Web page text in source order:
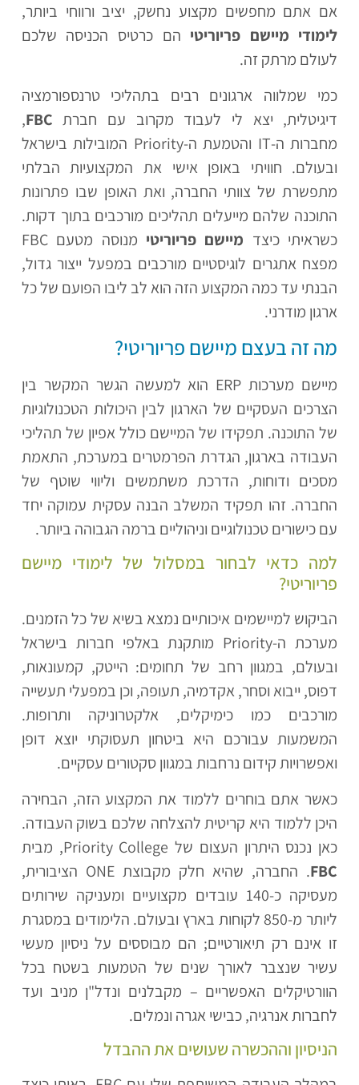
אם אתם מחפשים מקצוע נחשק, יציב ורווחי ביותר,
לימודי מיישם פריוריטי הם כרטיס הכניסה שלכם
לעולם מרתק זה.
כמי שמלווה ארגונים רבים בתהליכי טרנספורמציה
דיגיטלית, יצא לי לעבוד מקרוב עם חברת FBC
,
מחברות ה-IT והטמעת ה-Priority המובילות בישראל
ובעולם. חוויתי באופן אישי את המקצועיות הבלתי
מתפשרת של צוותי החברה, ואת האופן שבו פתרונות
התוכנה שלהם מייעלים תהליכים מורכבים בתוך דקות.
כשראיתי כיצד מיישם פריוריטי
מנוסה מטעם FBC
מפצח אתגרים לוגיסטיים מורכבים במפעל ייצור גדול,
הבנתי עד כמה המקצוע הזה הוא לב ליבו הפועם של כל
ארגון מודרני.
מה זה בעצם מיישם פריוריטי?
מיישם מערכות ERP הוא למעשה הגשר המקשר בין
הצרכים העסקיים של הארגון לבין היכולות הטכנולוגיות
של התוכנה. תפקידו של המיישם כולל אפיון של תהליכי
העבודה בארגון, הגדרת הפרמטרים במערכת, התאמת
מסכים ודוחות, הדרכת משתמשים וליווי שוטף של
החברה. זהו תפקיד המשלב הבנה עסקית עמוקה יחד
עם כישורים טכנולוגיים וניהוליים ברמה הגבוהה ביותר.
למה כדאי לבחור במסלול של לימודי מיישם
פריוריטי?
הביקוש למיישמים איכותיים נמצא בשיא של כל הזמנים.
מערכת ה-Priority מותקנת באלפי חברות בישראל
ובעולם, במגוון רחב של תחומים: הייטק, קמעונאות,
דפוס, ייבוא וסחר, אקדמיה, תעופה, וכן במפעלי תעשייה
מורכבים כמו כימיקלים, אלקטרוניקה ותרופות.
המשמעות עבורכם היא ביטחון תעסוקתי יוצא דופן
ואפשרויות קידום נרחבות במגוון סקטורים עסקיים.
כאשר אתם בוחרים ללמוד את המקצוע הזה, הבחירה
היכן ללמוד היא קריטית להצלחה שלכם בשוק העבודה.
כאן נכנס היתרון העצום של Priority College, מבית
FBC
. החברה, שהיא חלק מקבוצת ONE הציבורית,
מעסיקה כ-140 עובדים מקצועיים ומעניקה שירותים
ליותר מ-850 לקוחות בארץ ובעולם. הלימודים במסגרת
זו אינם רק תיאורטיים; הם מבוססים על ניסיון מעשי
עשיר שנצבר לאורך שנים של הטמעות בשטח בכל
הוורטיקלים האפשריים – מקבלנים ונדל"ן מניב ועד
לחברות אנרגיה, כבישי אגרה ונמלים.
הניסיון וההכשרה שעושים את ההבדל